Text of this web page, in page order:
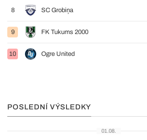
8 SC Grobiņa
9 FK Tukums 2000
10 Ogre United
POSLEDNÍ VÝSLEDKY
01.08.